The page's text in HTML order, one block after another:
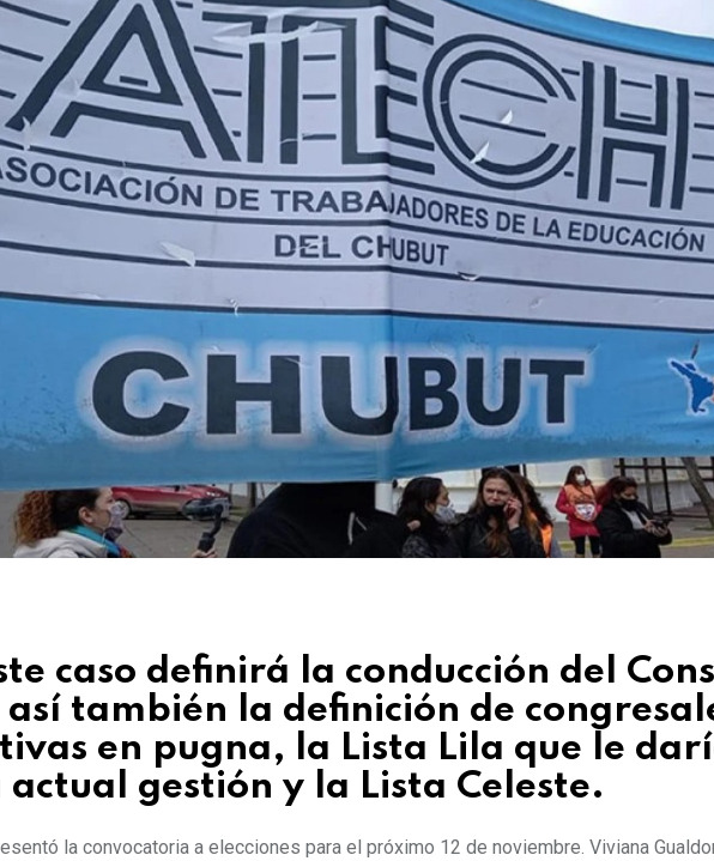
caso definirá la conducción del
también la definición de
en pugna, la Lista Lila que le
gestión y la Lista Celeste.
la convocatoria a elecciones para el próximo 12 de noviembre. Viviana